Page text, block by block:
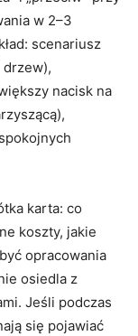
w 2–3
scenariusz
drzew),
nacisk na
karta: co
koszty, jakie
opracowania
osiedla z
Jeśli podczas
się pojawiać